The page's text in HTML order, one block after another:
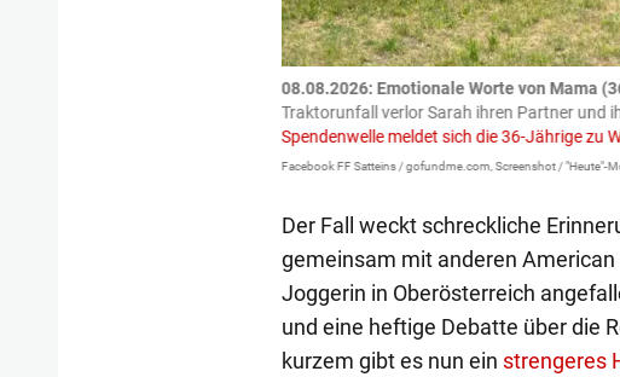
08.08.2026: Emotionale Worte von Mama
Traktorunfall verlor Sarah ihren Partner und
Spendenwelle meldet sich die 36-Jährige zu
Facebook FF Satteins / gofundme.com, Screenshot / "Heute"-
Der Fall weckt schreckliche
gemeinsam mit anderen
Joggerin in Oberösterreich
und eine heftige Debatte über die
kurzem gibt es nun ein strengeres